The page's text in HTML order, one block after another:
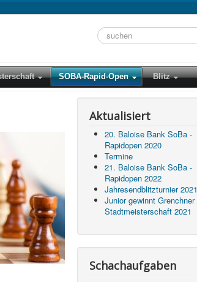
Suchen
...
SOBA-Rapid-Open Blitz
Aktualisiert
20. Baloise Bank SoBa -
Rapidopen 2020
Termine
21. Baloise Bank SoBa -
Rapidopen 2022
Jahresendblitzturnier 2021
Junior gewinnt Grenchner
Stadtmeisterschaft 2021
Schachaufgaben